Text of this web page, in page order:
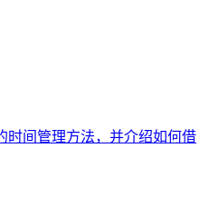
时间管理方法，并介绍如何借